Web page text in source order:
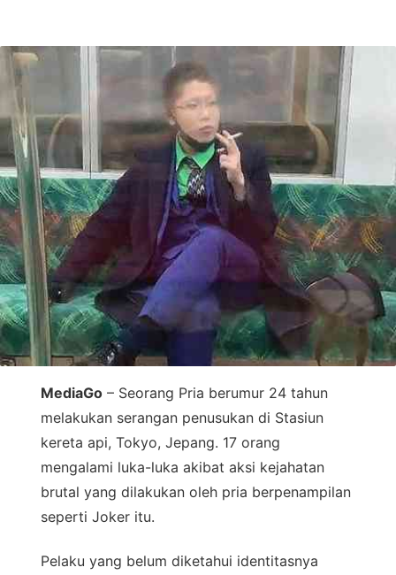
MediaGo – Seorang Pria berumur 24 tahun
melakukan serangan penusukan di Stasiun
kereta api, Tokyo, Jepang. 17 orang
mengalami luka-luka akibat aksi kejahatan
brutal yang dilakukan oleh pria berpenampilan
seperti Joker itu.
Pelaku yang belum diketahui identitasnya